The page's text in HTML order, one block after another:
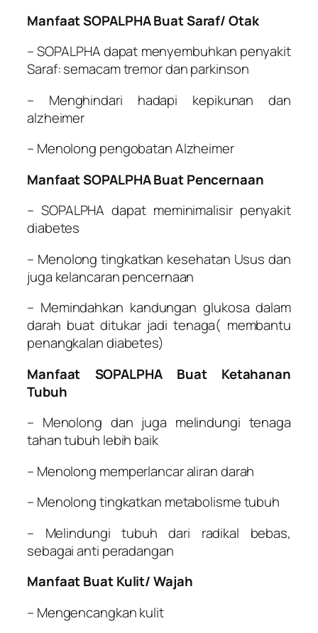
Manfaat SOPALPHA Buat Saraf/ Otak
– SOPALPHA dapat menyembuhkan penyakit
Saraf: semacam tremor dan parkinson
– Menghindari hadapi kepikunan dan
alzheimer
– Menolong pengobatan Alzheimer
Manfaat SOPALPHA Buat Pencernaan
– SOPALPHA dapat meminimalisir penyakit
diabetes
– Menolong tingkatkan kesehatan Usus dan
juga kelancaran pencernaan
– Memindahkan kandungan glukosa dalam
darah buat ditukar jadi tenaga( membantu
penangkalan diabetes)
Manfaat SOPALPHA Buat Ketahanan
Tubuh
– Menolong dan juga melindungi tenaga
tahan tubuh lebih baik
– Menolong memperlancar aliran darah
– Menolong tingkatkan metabolisme tubuh
– Melindungi tubuh dari radikal bebas,
sebagai anti peradangan
Manfaat Buat Kulit/ Wajah
– Mengencangkan kulit